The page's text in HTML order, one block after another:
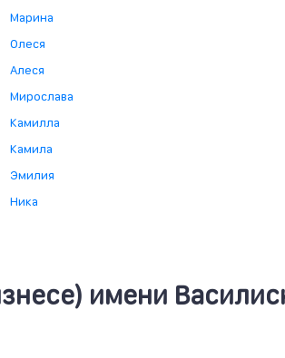
Марина
Олеся
Алеся
Мирослава
Камилла
Камила
Эмилия
Ника
имени